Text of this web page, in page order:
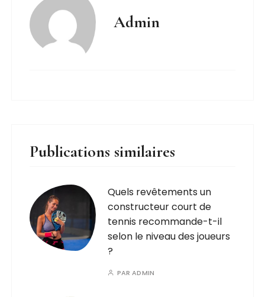
Admin
Publications similaires
Quels revêtements un
constructeur court de
tennis recommande-t-il
selon le niveau des joueurs
?
PARADMIN